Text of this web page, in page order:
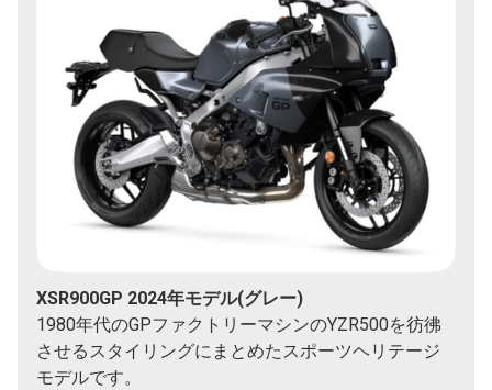
XSR900GP 2024年モデル(グレー)
1980年代のGPファクトリーマシンのYZR500を彷彿
させるスタイリングにまとめたスポーツヘリテージ
モデルです。